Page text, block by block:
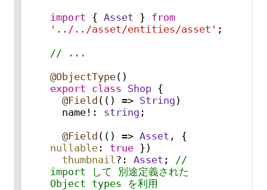
import { Asset } from
'../../asset/entities/asset' ;
// ...
@ObjectType
export class Shop {
@Field ( () => String )
  name!:
string ;
@Field ( () => Asset
nullable: true })
thumbnail ?: Asset ;
//
import して 別途定義された
Object types を利用